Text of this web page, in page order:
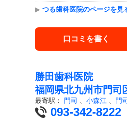
▶ つる歯科医院のページを見
口コミを書く
勝田歯科医院
福岡県北九州市門司
最寄駅： 門司 小森江 門
093-342-8222